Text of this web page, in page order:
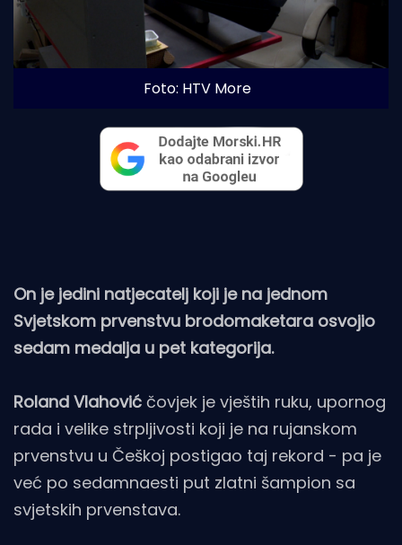
Foto: HTV More
On je jedini natjecatelj koji je na jednom
Svjetskom prvenstvu brodomaketara osvojio
sedam medalja u pet kategorija.
Roland Vlahović čovjek je vještih ruku, upornog
rada i velike strpljivosti koji je na rujanskom
prvenstvu u Češkoj postigao taj rekord - pa je
već po sedamnaesti put zlatni šampion sa
svjetskih prvenstava.